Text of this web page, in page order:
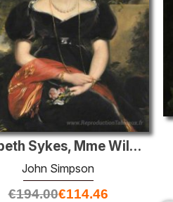
Elizabeth Sykes, Mme Wilbraham Egerton
John Simpson
€194.00€114.46